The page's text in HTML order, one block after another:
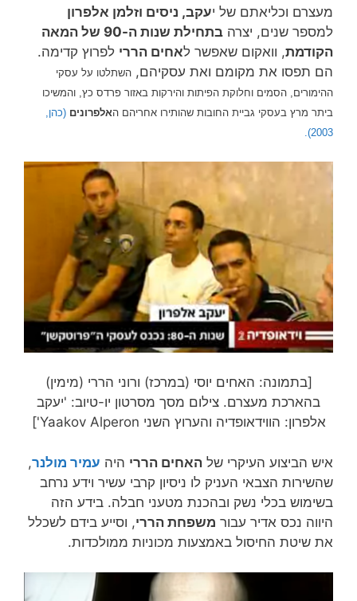
מעצרם וכליאתם של יעקב, ניסים וזלמן אלפרון
למספר שנים, יצרה
בתחילת שנות ה-90 של המאה
הקודמת, וואקום שאפשר לאחים הררי לפרוץ קדימה.
הם תפסו את מקומם ואת עסקיהם, השתלטו על עסקי
ההימורים, הסמים וחלוקת הפיתות והירקות באזור פרדס כץ, והמשיכו
ביתר מרץ בעסקי גביית החובות שהותירו אחריהם האלפרונים (כהן,
2003).
[בתמונה: האחים יוסי (במרכז) ורוני הררי (מימין)
בהארכת מעצרם. צילום מסך מסרטון יו-טיוב: 'יעקב
אלפרון: הווידאופדיה והערוץ השני Yaakov Alperon']
איש הביצוע העיקרי של האחים הררי היה עמיר מולנר,
שהשירות הצבאי העניק לו ניסיון קרבי עשיר וידע נרחב
בשימוש בכלי נשק ובהכנת מטעני חבלה. בידע הזה
היווה נכס אדיר עבור משפחת הררי, וסייע בידם לשכלל
את שיטת החיסול באמצעות מכוניות ממולכדות.